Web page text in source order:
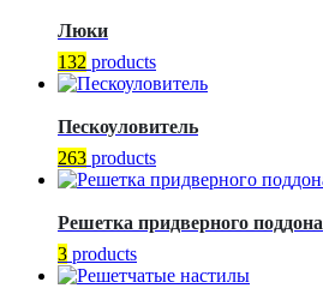
Люки
132 products
Пескоуловитель
263 products
Решетка придверного поддона
3 products